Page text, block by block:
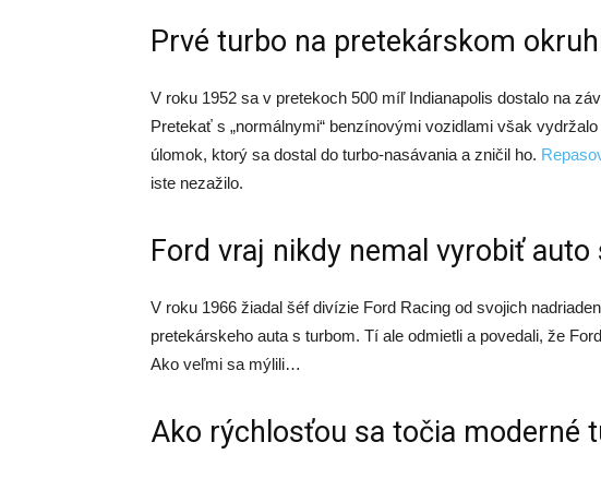
Prvé turbo na pretekárskom
V roku 1952 sa v pretekoch 500 míľ Indianapolis dostalo na
Pretekať s „normálnymi“ benzínovými vozidlami však
úlomok, ktorý sa dostal do turbo-nasávania a zničil ho.
iste nezažilo.
Ford vraj nikdy nemal vyrobiť
V roku 1966 žiadal šéf divízie Ford Racing od svojich
pretekárskeho auta s turbom. Tí ale odmietli a povedali, že
Ako veľmi sa mýlili…
Ako rýchlosťou sa točia moderné